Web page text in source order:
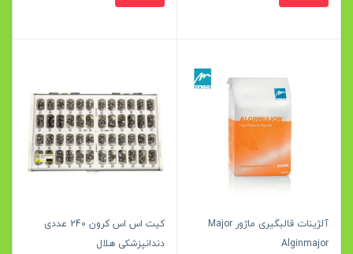
آلژینات قالبگیری ماژور Major
Alginmajor
کیت اس اس كرون 240 عددی
دندانپزشکی هلال